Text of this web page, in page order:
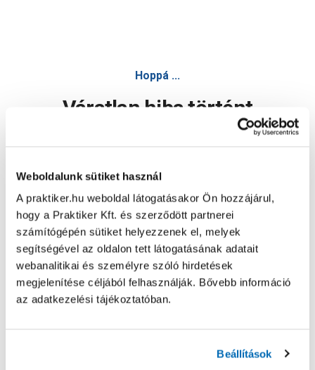
Weboldalunk sütiket használ
A praktiker.hu weboldal látogatásakor Ön hozzájárul,
hogy a Praktiker Kft. és szerződött partnerei
számítógépén sütiket helyezzenek el, melyek
segítségével az oldalon tett látogatásának adatait
webanalitikai és személyre szóló hirdetések
megjelenítése céljából felhasználják. Bővebb információ
az adatkezelési tájékoztatóban.
Beállítások
Hoppá ...
Váratlan hiba történt
Oldal újratöltése